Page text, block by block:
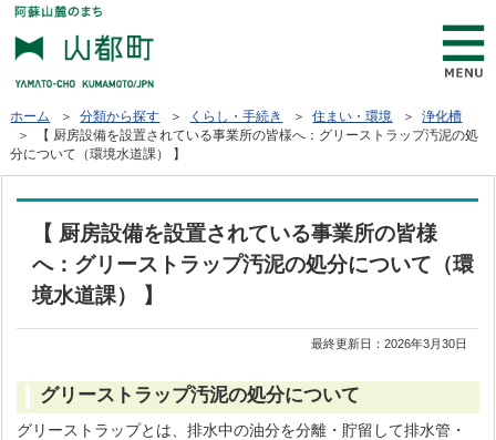
ホーム ＞分類から探す ＞ くらし・手続き ＞住まい・環境 ＞浄化槽
＞ 【 厨房設備を設置されている事業所の皆様へ：グリーストラップ汚泥の処
分について（環境水道課） 】
【 厨房設備を設置されている事業所の皆様
へ：グリーストラップ汚泥の処分について（環
境水道課） 】
最終更新日：2026年3月30日
グリーストラップ汚泥の処分について
グリーストラップとは、排水中の油分を分離・貯留して排水管・